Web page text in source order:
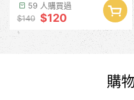
59 人購買過
$140 $120
購